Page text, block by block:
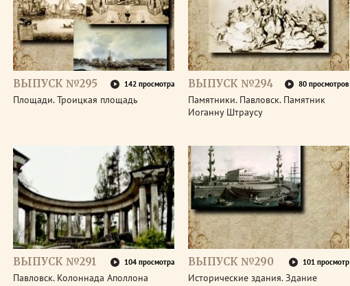
ВЫПУСК №295 142 просмотра
Площади. Троицкая площадь
ВЫПУСК №294 80 просмотров
Памятники. Павловск. Памятник
Иоганну Штраусу
ВЫПУСК №291 104 просмотра
Павловск. Колоннада Аполлона
ВЫПУСК №290 101 просмотр
Исторические здания. Здание